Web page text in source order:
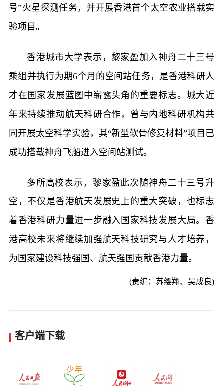
号”火星探测任务，并开展香港首个太空农业搭载实
验项目。
香港城市大学表示，黎家盈加入神舟二十三号
乘组并执行为期6个月的空间站任务，是香港科研人
才在国家发展蓝图中崭露头角的重要标志。城大近
年来持续推动航天科研合作，曾与内地科研机构共
同开展太空科学实验，其“新型软骨修复材料”项目已
成功搭载神舟飞船进入空间站测试。
多所高校表示，黎家盈此次随神舟二十三号升
空，不仅是香港航天发展史上的重大突破，也标志
着香港科研力量进一步融入国家科技发展大局。香
港高校未来将继续加强航天科技研究与人才培养，
为国家建设科技强国、航天强国贡献香港力量。
(责编：苏缨翔、吴成良)
客户端下载